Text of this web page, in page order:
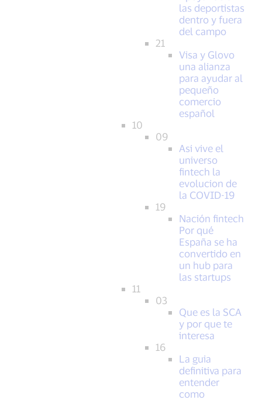
las deportistas
dentro y fuera
del campo
21
Visa y Glovo
una alianza
para ayudar al
pequeño
comercio
español
10
09
Asi vive el
universo
fintech la
evolucion de
la COVID-19
19
Nación fintech
Por qué
España se ha
convertido en
un hub para
las startups
11
03
Que es la SCA
y por que te
interesa
16
La guia
definitiva para
entender
como